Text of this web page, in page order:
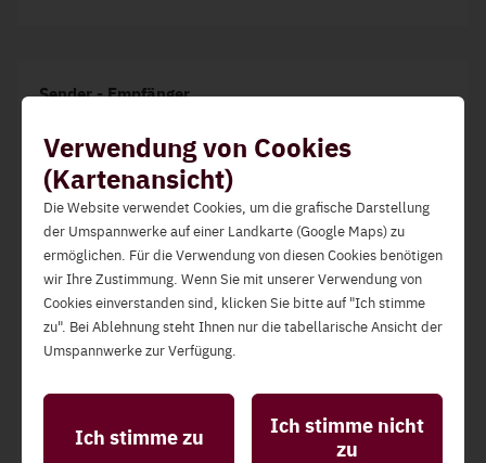
Sender - Empfänger
Lieferant
Betreiber gemeinschaftlicher Erzeugungsanlagen
Erneuerbare-Energie-Gemeinschaften
Zugewiesenes Schema
Schema
Verwendung von Cookies
(Kartenansicht)
Die Website verwendet Cookies, um die grafische Darstellung
der Umspannwerke auf einer Landkarte (Google Maps) zu
ermöglichen. Für die Verwendung von diesen Cookies benötigen
wir Ihre Zustimmung. Wenn Sie mit unserer Verwendung von
Cookies einverstanden sind, klicken Sie bitte auf "Ich stimme
zu". Bei Ablehnung steht Ihnen nur die tabellarische Ansicht der
Umspannwerke zur Verfügung.
zur Qualitätssicherung und Verbesserung der
Ich stimme zu
Ich stimme nicht
zu